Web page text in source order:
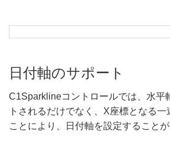
日付軸のサポート
C1Sparklineコントロールでは、水平
トされるだけでなく、X座標となる
ことにより、日付軸を設定することが